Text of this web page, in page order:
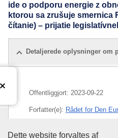
ide o podporu energie z
ktorou sa zrušuje smernica
čítanie) – prijatie
Detaljerede oplysninger om
Offentliggjort: 2023-09-22
Forfatter(e): Rådet for Den
Dette website forvaltes af